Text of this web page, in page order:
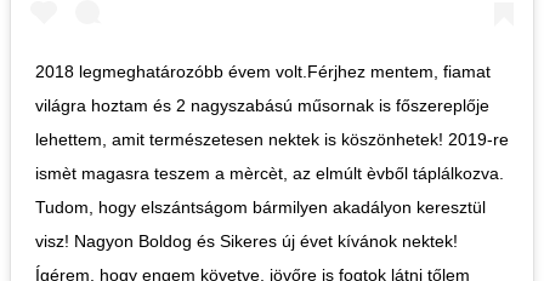
2018 legmeghatározóbb évem volt.Férjhez mentem, fiamat
világra hoztam és 2 nagyszabású műsornak is főszereplője
lehettem, amit természetesen nektek is köszönhetek! 2019-re
ismèt magasra teszem a mèrcèt, az elmúlt èvből táplálkozva.
Tudom, hogy elszántságom bármilyen akadályon keresztül
visz! Nagyon Boldog és Sikeres új évet kívánok nektek!
Ígérem, hogy engem követve, jövőre is fogtok látni tőlem